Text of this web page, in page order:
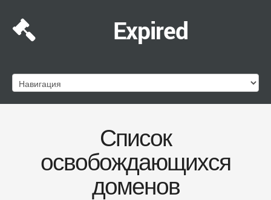
Expired
Список
освобождающихся
доменов